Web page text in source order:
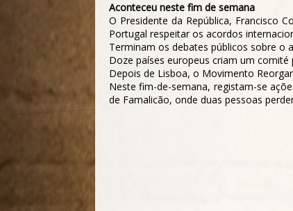
Aconteceu neste fim de semana
O Presidente da República, Francisco
Portugal respeitar os acordos
Terminam os debates públicos sobre o
Doze países europeus criam um
Depois de Lisboa, o Movimento
Neste fim-de-semana, registam-se
de Famalicão, onde duas pessoas